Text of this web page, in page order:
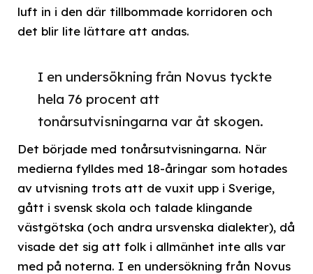
luft in i den där tillbommade korridoren och
det blir lite lättare att andas.
I en undersökning från Novus tyckte
hela 76 procent att
tonårsutvisningarna var åt skogen.
Det började med tonårsutvisningarna. När
medierna fylldes med 18-åringar som hotades
av utvisning trots att de vuxit upp i Sverige,
gått i svensk skola och talade klingande
västgötska (och andra ursvenska dialekter), då
visade det sig att folk i allmänhet inte alls var
med på noterna. I en undersökning från Novus